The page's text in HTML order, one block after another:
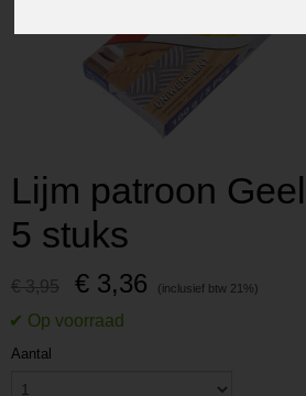
Lijm patroon
5 stuks
€ 3,95 € 3,36
Aantal